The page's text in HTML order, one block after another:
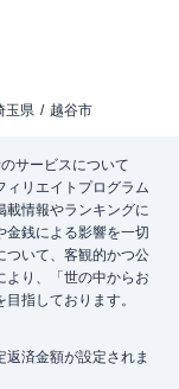
玉県 越谷市
サービスについて
ィリエイトプログラム
載情報やランキングに
金銭による影響を一切
ついて、客観的かつ公
より、「世の中からお
指しております。
済金額が設定されま